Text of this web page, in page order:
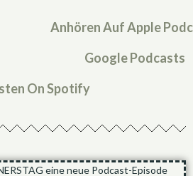
eine neue Podcast-Episode